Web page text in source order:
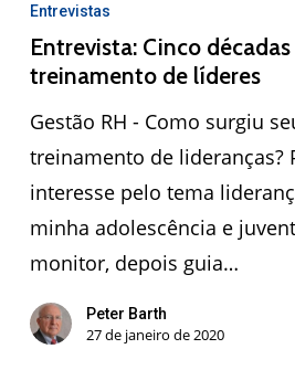
Entrevistas
Entrevista: Cinco
treinamento de líderes
Gestão RH - Como surgiu
treinamento de lideranças?
interesse pelo tema
minha adolescência e
monitor, depois guia…
Peter Barth
27 de janeiro de 2020